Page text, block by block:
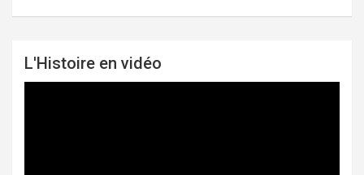
L'Histoire en vidéo